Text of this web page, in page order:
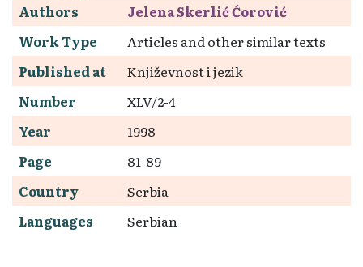
Authors
Jelena Skerlić Ćorović
Work Type
Articles and other similar texts
Published at
Književnost i jezik
Number
XLV/2-4
Year
1998
Page
81-89
Country
Serbia
Languages
Serbian